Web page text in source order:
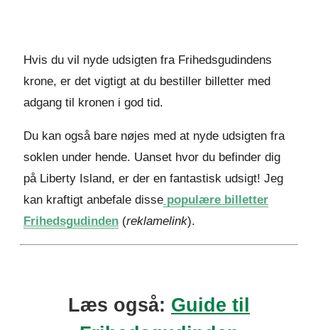
Hvis du vil nyde udsigten fra Frihedsgudindens
krone, er det vigtigt at du bestiller billetter med
adgang til kronen i god tid.
Du kan også bare nøjes med at nyde udsigten fra
soklen under hende. Uanset hvor du befinder dig
på Liberty Island, er der en fantastisk udsigt! Jeg
kan kraftigt anbefale disse populære billetter
Frihedsgudinden (reklamelink).
Læs også: Guide til